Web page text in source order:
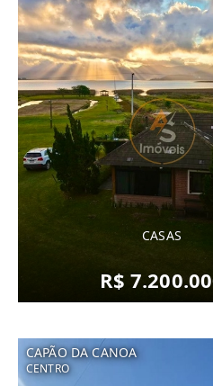
CASAS
R$
CAPÃO DA CANOA
CENTRO